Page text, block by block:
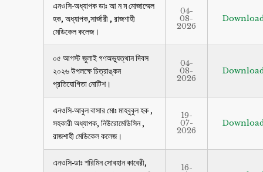
এনওসি-অধ্যাপক ডাঃ আ ন ম মোজাম্মেল
হক, অধ্যাপক,সার্জারী , রাজশাহী
মেডিকেল কলেজ।
04-
08-
2026
০৫ আগস্ট জুলাই গণঅভ্যুত্থান দিবস
২০২৬ উপলক্ষে চিত্রাঙ্কন
প্রতিযোগিতা নোটিশ।
04-
08-
2026
এনওসি-আবুল বাসার মোঃ মাহবুবুল হক ,
সহকারী অধ্যাপক, নিউরোমেডিসিন ,
রাজশাহী মেডিকেল কলেজ।
19-
07-
2026
এনওসি-ডাঃ শরিমিন সোবহান কাবেরী,
16-